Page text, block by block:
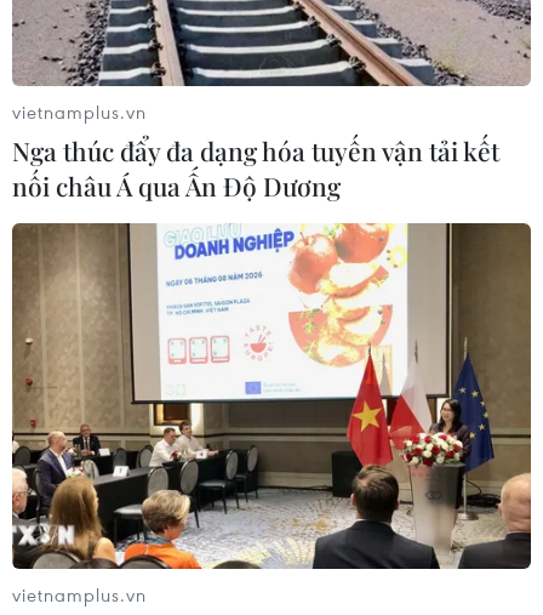
vietnamplus.vn
Nga thúc đẩy đa dạng hóa tuyến vận tải kết
nối châu Á qua Ấn Độ Dương
vietnamplus.vn